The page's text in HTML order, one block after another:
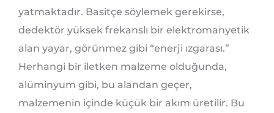
yatmaktadır. Basitçe söylemek gerekirse,
dedektör yüksek frekanslı bir elektromanyetik
alan yayar, görünmez gibi “enerji ızgarası.”
Herhangi bir iletken malzeme olduğunda,
alüminyum gibi, bu alandan geçer,
malzemenin içinde küçük bir akım üretilir. Bu